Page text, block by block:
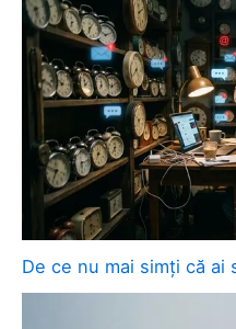
De ce nu mai simți că ai